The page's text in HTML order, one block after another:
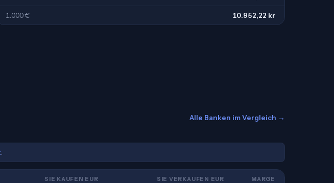
1.000 € 10.952,22 kr
Alle Banken im Vergleich →
SIE KAUFEN EUR SIE VERKAUFEN EUR MARGE